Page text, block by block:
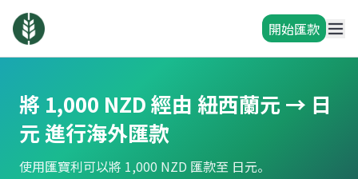
開始匯款
將 1,000 NZD 經由 紐西蘭元 → 日
元 進行海外匯款
使用匯寶利可以將 1,000 NZD 匯款至 日元。